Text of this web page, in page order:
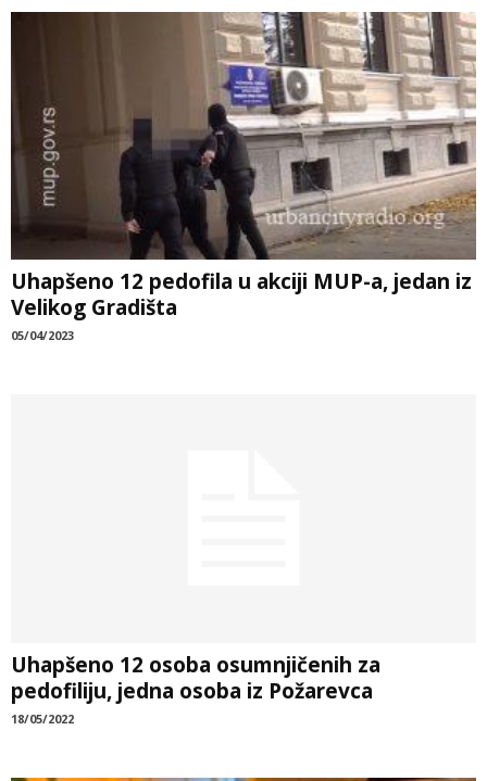
Uhapšeno 12 pedofila u akciji MUP-a, jedan iz
Velikog Gradišta
05/04/2023
Uhapšeno 12 osoba osumnjičenih za
pedofiliju, jedna osoba iz Požarevca
18/05/2022